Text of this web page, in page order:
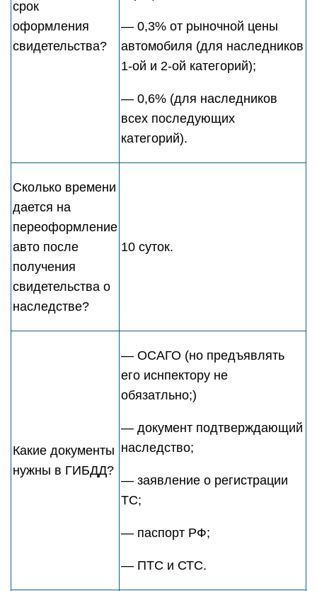
срок
оформления
свидетельства?
— 0,3% от рыночной цены
автомобиля (для наследников
1-ой и 2-ой категорий);
— 0,6% (для наследников
всех последующих
категорий).
Сколько времени
дается на
переоформление
авто после
получения
свидетельства о
наследстве?
10 суток.
Какие документы
нужны в ГИБДД?
— ОСАГО (но предъявлять
его иснпектору не
обязатльно;)
— документ подтверждающий
наследство;
— заявление о регистрации
ТС;
— паспорт РФ;
— ПТС и СТС.